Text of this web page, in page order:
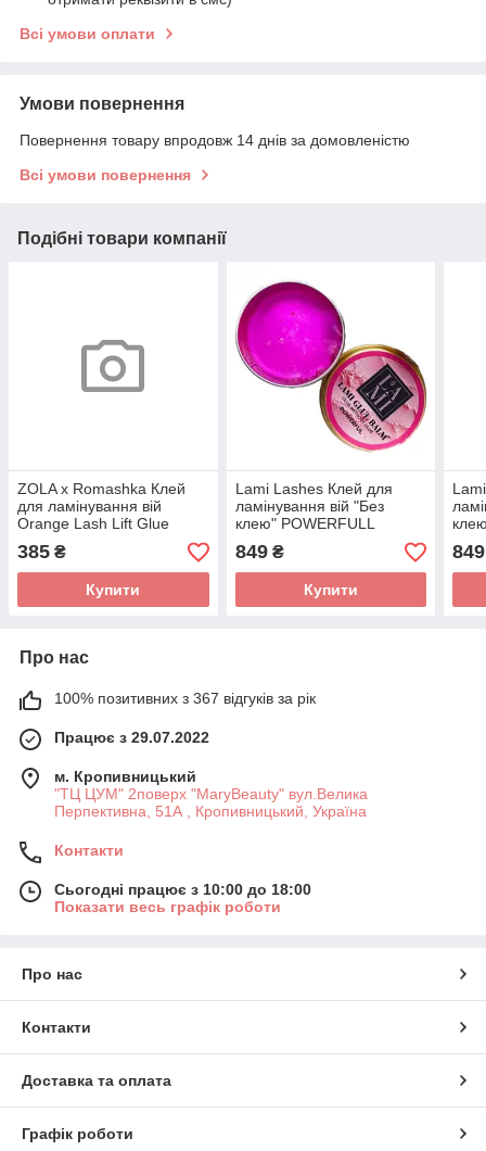
Всі умови оплати
Умови повернення
Повернення товару впродовж 14 днів за домовленістю
Всі умови повернення
Подібні товари компанії
ZOLA x Romashka Клей
для ламінування вій
Orange Lash Lift Glue
Strong Fix 5 мл
385 ₴
Купити
Lami Lashes Клей для
ламінування вій "Без
клею" POWERFULL
Рожевий 20мл
849₴
Купити
849
Про нас
100% позитивних з 367 відгуків за рік
Працює з 29.07.2022
м. Кропивницький
"ТЦ ЦУМ" 2поверх "MaryBeauty" вул.Велика
Перпективна, 51А , Кропивницький, Україна
Контакти
Сьогодні працює з 10:00 до 18:00
Показати весь графік роботи
Про нас
Контакти
Доставка та оплата
Графік роботи